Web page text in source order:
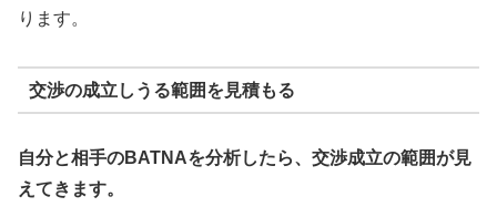
ります。
交渉の成立しうる範囲を見積もる
自分と相手のBATNAを分析したら、交渉成立の範囲が見
えてきます。